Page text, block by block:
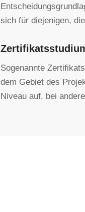
sich für diejenigen,
Sogenannte
dem Gebiet des
Niveau auf, bei